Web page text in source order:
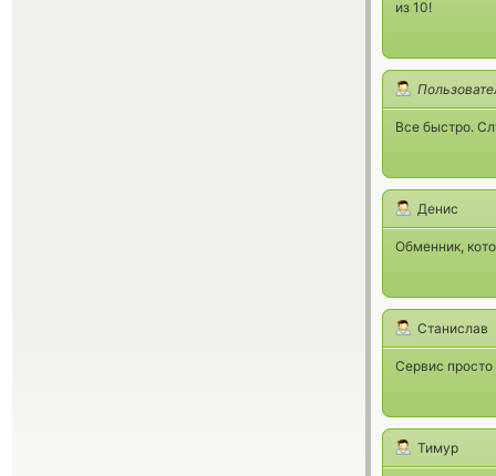
из 10!
Все быстро.
Денис
Обменник,
Станислав
Сервис
Тимур